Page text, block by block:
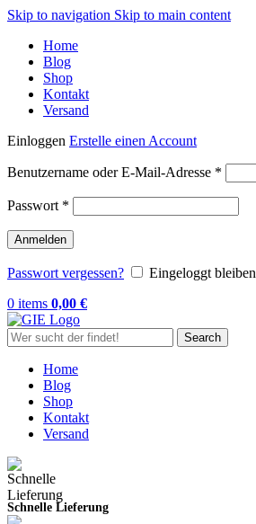
Skip to navigation Skip to main content
Home
Blog
Shop
Kontakt
Versand
Einloggen Erstelle einen Account
Benutzername oder E-Mail-Adresse *
Passwort *
Anmelden
Passwort vergessen?
Eingeloggt bleiben
0 items 0,00 €
Search
Home
Blog
Shop
Kontakt
Versand
Schnelle Lieferung